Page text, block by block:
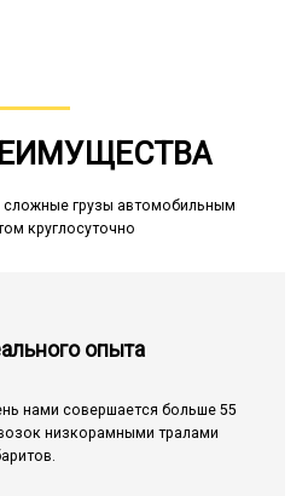
грузы автомобильным
круглосуточно
опыта
нами совершается больше 55
низкорамными тралами